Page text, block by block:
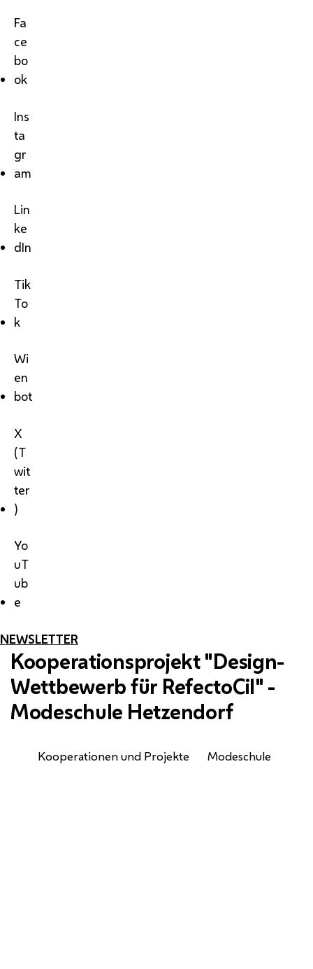
Fa
ce
bo
ok
Ins
ta
gr
am
Lin
ke
dIn
Tik
To
k
Wi
en
bot
X
(T
wit
ter
)
Yo
uT
ub
e
NEWSLETTER
Kooperationsprojekt "Design-
Wettbewerb für RefectoCil" -
Modeschule Hetzendorf
Kooperationen und Projekte Modeschule